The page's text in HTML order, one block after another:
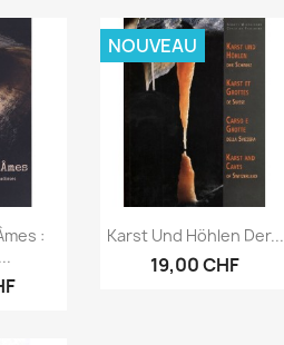
:
Aperçu rapide
Karst Und Höhlen Der...
19,00 CHF
NOUVEAU